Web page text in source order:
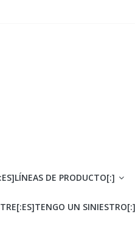
DE PRODUCTO[:]
UN SINIESTRO[:]